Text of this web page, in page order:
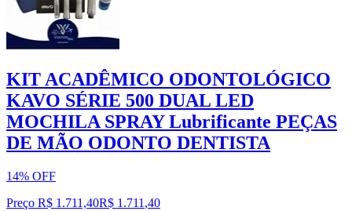
KIT ACADÊMICO ODONTOLÓGICO
KAVO SÉRIE 500 DUAL LED
MOCHILA SPRAY Lubrificante PEÇAS
DE MÃO ODONTO DENTISTA
14% OFF
Preço R$ 1.711,40R$ 1.711 ,40